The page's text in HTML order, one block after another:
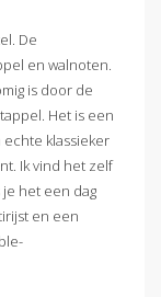
De
en walnoten.
is door de
Het is een
klassieker
Ik vind het zelf
het een dag
en een